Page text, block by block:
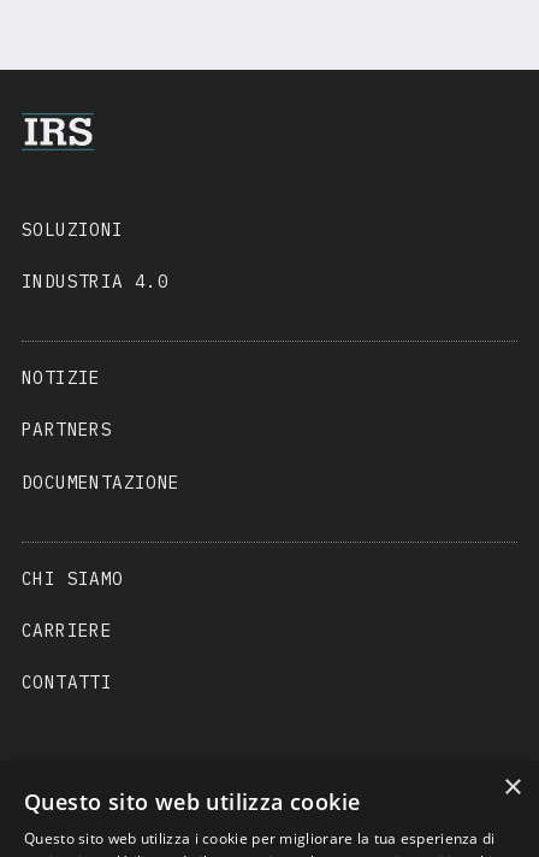
SOLUZIONI
INDUSTRIA 4.0
NOTIZIE
PARTNERS
DOCUMENTAZIONE
CHI SIAMO
CARRIERE
CONTATTI
×
Questo sito web utilizza cookie
Questo sito web utilizza i cookie per migliorare la tua esperienza di